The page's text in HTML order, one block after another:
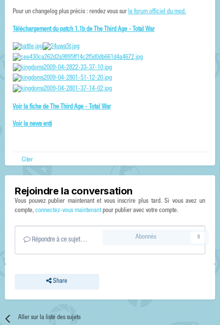
Pour un changelog plus précis : rendez vous sur le forum officiel du mod.
Téléchargement du patch 1.1b de The Third Age - Total War
Voir la fiche de The Third Age - Total War
Voir la news enti
Citer
Rejoindre la conversation
Vous pouvez publier maintenant et vous inscrire plus tard. Si vous avez un
compte, connectez-vous maintenantpour publier avec votre compte.
Répondre à ce sujet…
Share
Abonnés 0
Aller sur la liste des sujets